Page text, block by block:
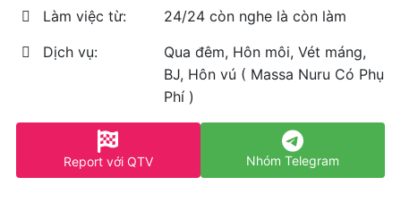
Làm việc từ:
24/24 còn nghe là còn làm
Dịch vụ:
Qua đêm, Hôn môi, Vét máng,
BJ, Hôn vú ( Massa Nuru Có Phụ
Phí )
Report với QTV Nhóm Telegram